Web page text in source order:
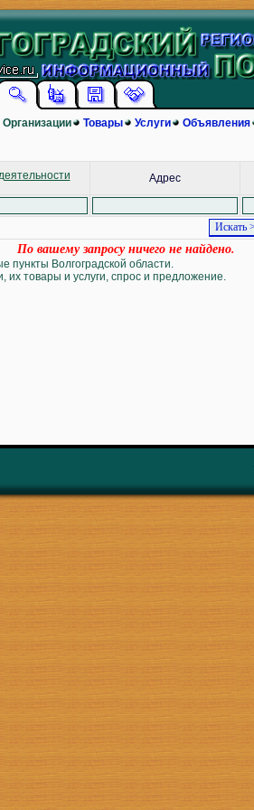
Организации Товары Услуги Объявления
Адрес
По вашему запросу ничего не найдено.
пункты Волгоградской области.
товары и услуги, спрос и предложение.